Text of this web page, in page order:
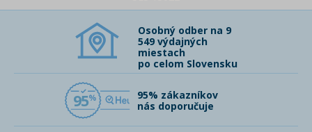
Osobný odber na 9
549 výdajných
miestach
po celom Slovensku
95
95% zákazníkov
nás doporučuje